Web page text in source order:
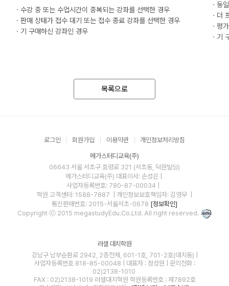
ㆍ수강 중 또는 수업시간이 중복되는 강좌를 선택한 경우
ㆍ판매 상태가 접수 대기 또는 접수 종료 강좌를 선택한 경우
ㆍ기 구매하신 강좌인 경우
ㆍ동
ㆍ더
ㆍ평
ㆍ기
목록으로
로그인 회원가입 이용약관 개인정보처리방침
메가스터디교육(주)
06643 서울 서초구 효령로 321 (서초동, 덕원빌딩)
메가스터디교육(주) 대표이사: 손성은 |
사업자등록번호: 780-87-00034
학원 고객센터: 1588-7887
| 개인정보보호책임자: 김영무
통신판매번호: 2015-서울서초-0678 [정보확인]
Copyright ⓒ 2015 megastudyEdu.Co.Ltd. All right reserved.
러셀 대치학원
강남구 남부순환로 2942, 2층전체, 601-1호, 701-2호(대치동) |
사업자등록번호 818-85-00048 | 대표자 : 정성원 | 문의전화 :
02)2138-1010
FAX : 02)2138-1019 러셀대치학원 학원등록번호 : 제7892호